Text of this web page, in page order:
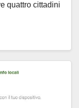
quattro cittadini